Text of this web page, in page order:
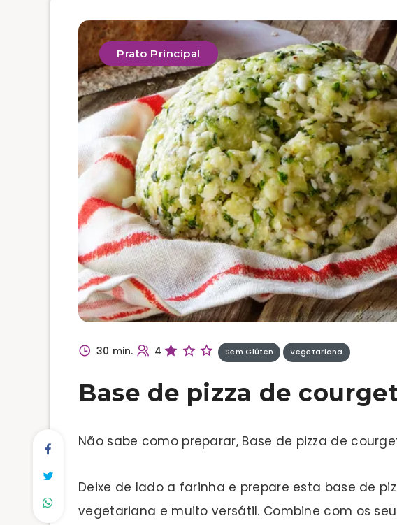
Prato Principal
30 min. 4 Sem Glúten Vegetariana
Base de pizza de
Não sabe como preparar, Base de pizza de
Deixe de lado a farinha e prepare esta base de
vegetariana e muito versátil. Combine com os